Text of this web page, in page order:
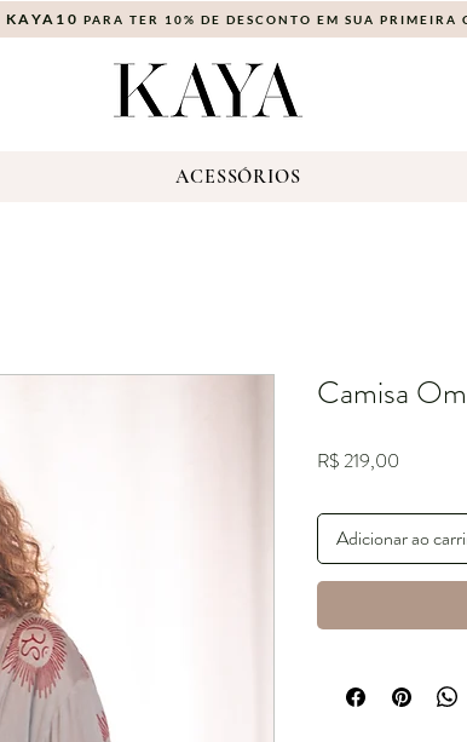
KAYA10 PARA TER 10% DE DESCONTO EM SUA PRIMEIRA
ACESSÓRIOS
Camisa
R$ 219,00
Adicionar ao